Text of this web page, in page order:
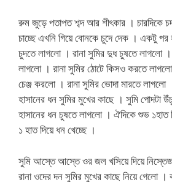
রুম জুড়ে পতাপত শব্দ আর শীৎকার । চারদিকে
চাচ্ছে এখনি গিয়ে বোনকে চুদে দেক । একটু পর
চুদতে লাগলো । রানা সুমির দুধ চুষতে
লাগলো । রানা সুমির ঠোটে কিসও করতে
চেঞ্জ করলো । রানা সুমির ভোদা মারতে লাগলো
হাসানের ধন সুমির মুখের কাছে । সুমি পোদটা
হাসানের ধন চুষতে লাগলো । ঐদিকে শুভ
১ হাত দিয়ে ধন খেচ্ছে ।
সুমি আস্তে আস্তে ওর জল খসিয়ে দিয়ে
রানা ওদের দন সুমির মুখের কাছে নিয়ে গেলো